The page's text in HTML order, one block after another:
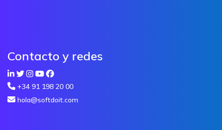
Contacto y redes
+34 91 198 20 00
hola@softdoit.com